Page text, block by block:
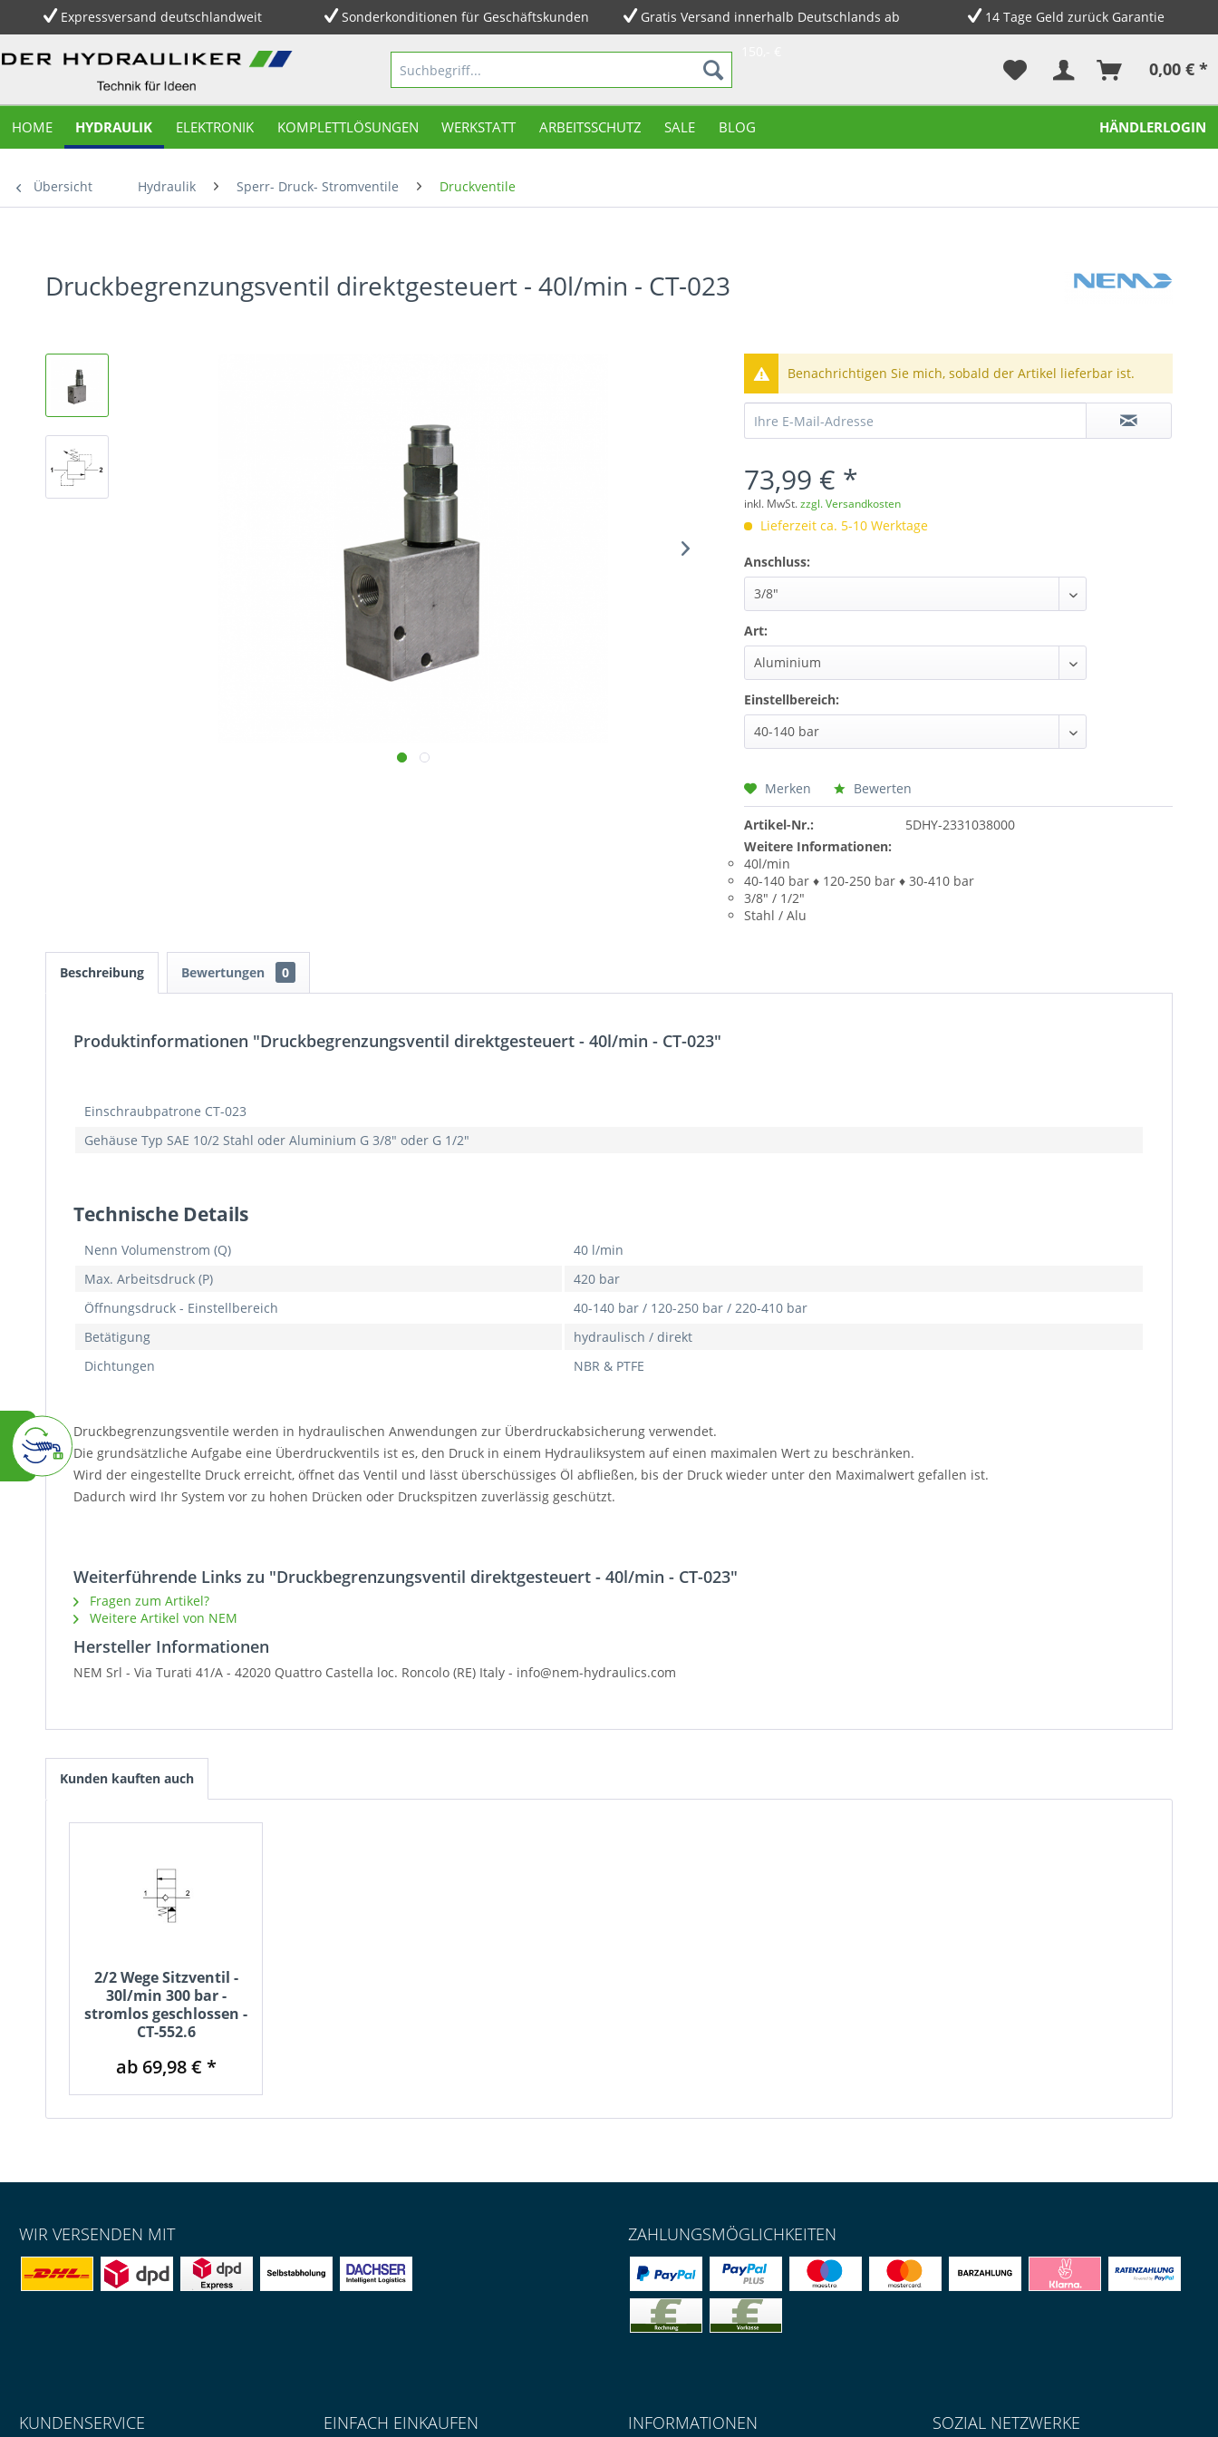
Expressversand deutschlandweit Sonderkonditionen für Geschäftskunden
Gratis Versand innerhalb Deutschlands ab
14 Tage Geld zurück Garantie
0,00 € *
HOME HYDRAULIK ELEKTRONIK KOMPLETTLÖSUNGEN WERKSTATT ARBEITSSCHUTZ SALE BLOG HÄNDLERLOGIN
Übersicht Hydraulik Sperr- Druck- Stromventile Druckventile
Druckbegrenzungsventil direktgesteuert - 40l/min - CT-023
Benachrichtigen Sie mich, sobald der Artikel lieferbar ist.
73,99 € *
inkl. MwSt.zzgl. Versandkosten
Lieferzeit ca. 5-10 Werktage
Anschluss:
Art:
Einstellbereich:
Merken Bewerten
Artikel-Nr.:
5DHY-2331038000
Weitere Informationen:
40l/min
40-140 bar ♦ 120-250 bar ♦ 30-410 bar
3/8" / 1/2"
Stahl / Alu
Beschreibung Bewertungen 0
Produktinformationen "Druckbegrenzungsventil direktgesteuert - 40l/min - CT-023"
Einschraubpatrone CT-023
Gehäuse Typ SAE 10/2 Stahl oder Aluminium G 3/8" oder G 1/2"
Technische Details
Nenn Volumenstrom (Q)
40 l/min
Max. Arbeitsdruck (P)
420 bar
Öffnungsdruck - Einstellbereich
40-140 bar / 120-250 bar / 220-410 bar
Betätigung
hydraulisch / direkt
Dichtungen
NBR & PTFE
Druckbegrenzungsventile werden in hydraulischen Anwendungen zur Überdruckabsicherung verwendet.
Die grundsätzliche Aufgabe eine Überdruckventils ist es, den Druck in einem Hydrauliksystem auf einen maximalen Wert zu beschränken.
Wird der eingestellte Druck erreicht, öffnet das Ventil und lässt überschüssiges Öl abfließen, bis der Druck wieder unter den Maximalwert gefallen ist.
Dadurch wird Ihr System vor zu hohen Drücken oder Druckspitzen zuverlässig geschützt.
Weiterführende Links zu "Druckbegrenzungsventil direktgesteuert - 40l/min - CT-023"
Fragen zum Artikel?
Weitere Artikel von NEM
Hersteller Informationen
NEM Srl - Via Turati 41/A - 42020 Quattro Castella loc. Roncolo (RE) Italy - info@nem-hydraulics.com
Kunden kauften auch
2/2 Wege Sitzventil -
30l/min 300 bar -
stromlos geschlossen -
CT-552.6
ab 69,98 € *
WIR VERSENDEN MIT ZAHLUNGSMÖGLICHKEITEN
KUNDENSERVICE EINFACH EINKAUFEN INFORMATIONEN SOZIAL NETZWERKE